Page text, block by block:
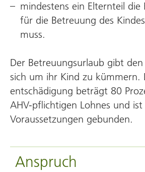
mindestens ein Elternteil
für die Betreuung des
muss.
Der Betreuungsurlaub gibt
sich um ihr Kind zu kümmern.
entschädigung beträgt 80
AHV-pflichtigen Lohnes und
Voraus­setzungen gebunden.
Anspruch